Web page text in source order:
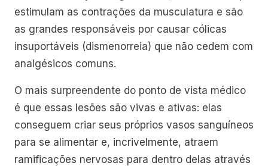
estimulam as contrações da musculatura e são
as grandes responsáveis por causar cólicas
insuportáveis (dismenorreia) que não cedem com
analgésicos comuns.
O mais surpreendente do ponto de vista médico
é que essas lesões são vivas e ativas: elas
conseguem criar seus próprios vasos sanguíneos
para se alimentar e, incrivelmente, atraem
ramificações nervosas para dentro delas através